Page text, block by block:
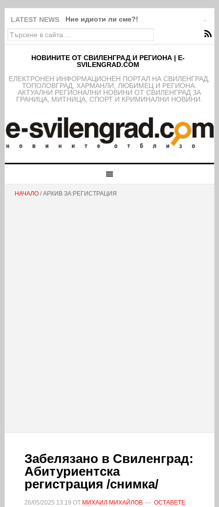
LATEST NEWS Ние идиоти ли сме?!
НОВИНИТЕ ОТ СВИЛЕНГРАД И РЕГИОНА | E-
SVILENGRAD.COM
EЛЕКТРОНЕН ИНФОРМАЦИОНЕН ПОРТАЛ НА СВИЛЕНГРАД,
ТОПОЛОВГРАД, ХАРМАНЛИ, ЛЮБИМЕЦ И РЕГИОНА.
АКТУАЛНИ РЕГИОНАЛНИ НОВИНИ ОТ СВИЛЕНГРАД ЗА
ГРАНИЦА, МИТНИЦА, СПОРТ И КРИМИНАЛНИ НОВИНИ.
НАЧАЛО/ АРХИВ ЗА:РЕГИСТРАЦИЯ
Забелязано в Свиленград:
Абитуриентска
регистрация /снимка/
26/05/2025 13:19 ОТ МИХАИЛ МИХАЙЛОВ
ОСТАВЕТЕ